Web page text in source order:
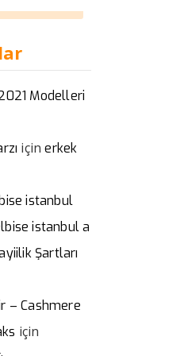
Modelleri
içinerkek
istanbul
istanbul a
Şartları
– Cashmere
için